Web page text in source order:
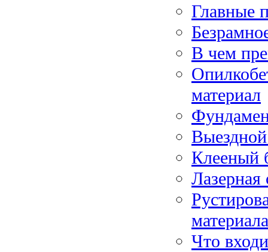
Главные
В чем
материал
Клееный
Лазерная
материала
Что